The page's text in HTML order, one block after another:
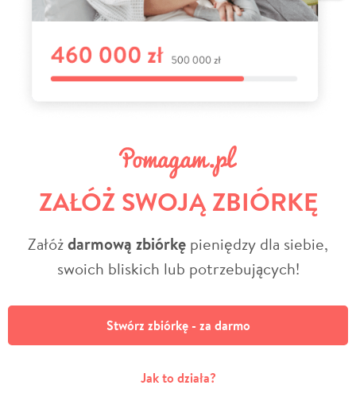
ZAŁÓŻ SWOJĄ ZBIÓRKĘ
Załóżdarmową zbiórkę pieniędzy dla siebie,
swoich bliskich lub potrzebujących!
Stwórz zbiórkę - za darmo
Jak to działa?